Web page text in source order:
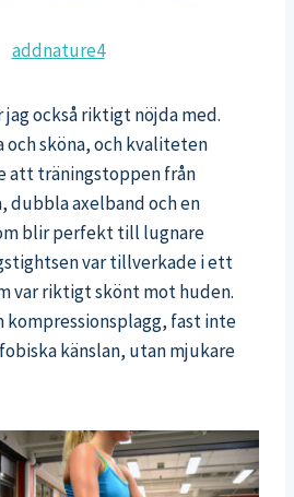
jag också riktigt nöjda med.
och sköna, och kvaliteten
att träningstoppen från
dubbla axelband och en
blir perfekt till lugnare
var tillverkade i ett
var riktigt skönt mot huden.
kompressionsplagg, fast inte
känslan, utan mjukare